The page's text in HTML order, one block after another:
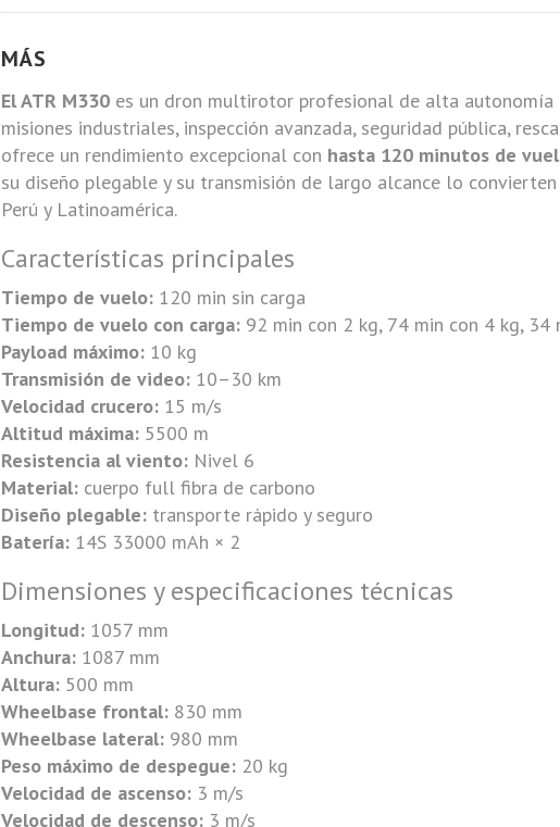
MÁS
El ATR M330 es un dron multirotor profesional de alta autonomía
misiones industriales, inspección avanzada, seguridad pública,
ofrece un rendimiento excepcional con hasta 120 minutos de
su diseño plegable y su transmisión de largo alcance lo
Perú y Latinoamérica.
Características principales
Tiempo de vuelo: 120 min sin carga
Tiempo de vuelo con carga: 92 min con 2 kg, 74 min con 4 kg, 34
Payload máximo: 10 kg
Transmisión de video: 10–30 km
Velocidad crucero: 15 m/s
Altitud máxima: 5500 m
Resistencia al viento: Nivel 6
Material: cuerpo full fibra de carbono
Diseño plegable: transporte rápido y seguro
Batería: 14S 33000 mAh × 2
Dimensiones y especificaciones técnicas
Longitud: 1057 mm
Anchura: 1087 mm
Altura: 500 mm
Wheelbase frontal: 830 mm
Wheelbase lateral: 980 mm
Peso máximo de despegue: 20 kg
Velocidad de ascenso: 3 m/s
Velocidad de descenso: 3 m/s